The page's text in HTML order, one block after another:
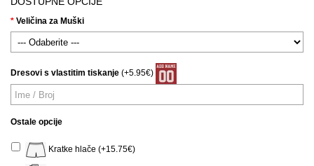
Veličina za Muški
Dresovi s vlastitim tiskanje (+5.95€)
Ostale opcije
Kratke hlače (+15.75€)